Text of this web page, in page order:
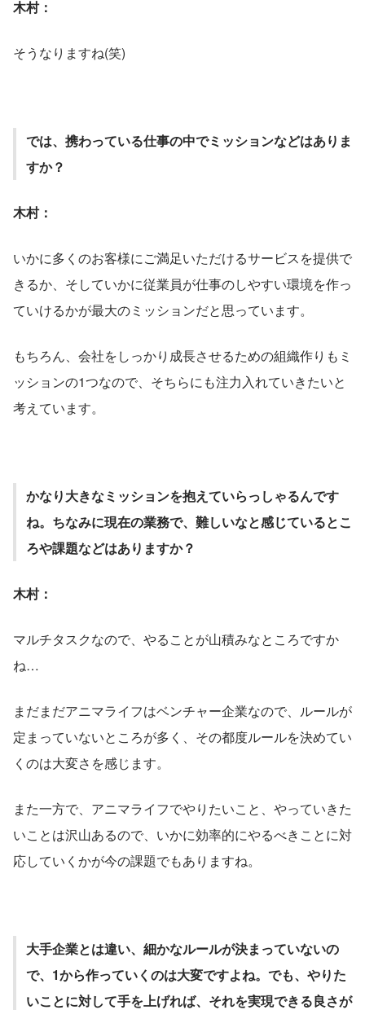
木村：
そうなりますね(笑)
では、携わっている仕事の中でミッションなどはありま
すか？
木村：
いかに多くのお客様にご満足いただけるサービスを提供で
きるか、そしていかに従業員が仕事のしやすい環境を作っ
ていけるかが最大のミッションだと思っています。
もちろん、会社をしっかり成長させるための組織作りもミ
ッションの1つなので、そちらにも注力入れていきたいと
考えています。
かなり大きなミッションを抱えていらっしゃるんです
ね。ちなみに現在の業務で、難しいなと感じているとこ
ろや課題などはありますか？
木村：
マルチタスクなので、やることが山積みなところですか
ね…
まだまだアニマライフはベンチャー企業なので、ルールが
定まっていないところが多く、その都度ルールを決めてい
くのは大変さを感じます。
また一方で、アニマライフでやりたいこと、やっていきた
いことは沢山あるので、いかに効率的にやるべきことに対
応していくかが今の課題でもありますね。
大手企業とは違い、細かなルールが決まっていないの
で、1から作っていくのは大変ですよね。でも、やりた
いことに対して手を上げれば、それを実現できる良さが